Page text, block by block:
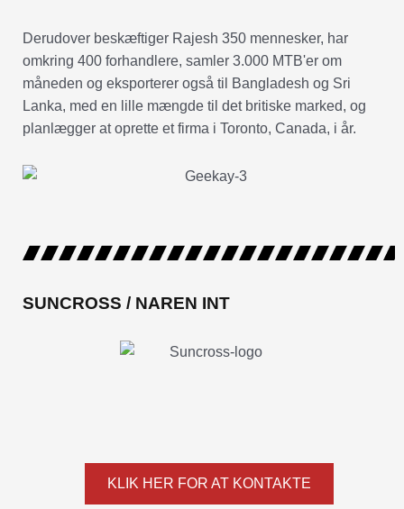
Derudover beskæftiger Rajesh 350 mennesker, har
omkring 400 forhandlere, samler 3.000 MTB'er om
måneden og eksporterer også til Bangladesh og Sri
Lanka, med en lille mængde til det britiske marked, og
planlægger at oprette et firma i Toronto, Canada, i år.
SUNCROSS / NAREN INT
KLIK HER FOR AT KONTAKTE